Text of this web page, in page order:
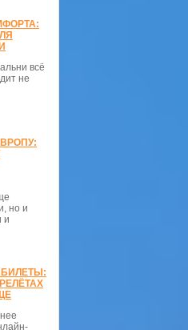
всё
не
но и
и